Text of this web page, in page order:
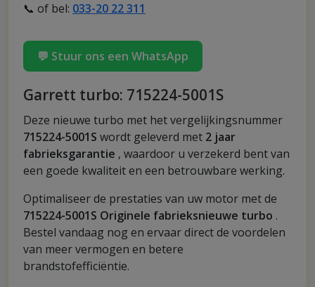
📞 of bel: 033-20 22 311
💬 Stuur ons een WhatsApp
Garrett turbo: 715224-5001S
Deze nieuwe turbo met het vergelijkingsnummer
715224-5001S wordt geleverd met 2 jaar
fabrieksgarantie , waardoor u verzekerd bent van
een goede kwaliteit en een betrouwbare werking.
Optimaliseer de prestaties van uw motor met de
715224-5001S Originele fabrieksnieuwe turbo .
Bestel vandaag nog en ervaar direct de voordelen
van meer vermogen en betere
brandstofefficiëntie.